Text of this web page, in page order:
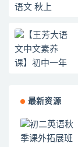
最新资源